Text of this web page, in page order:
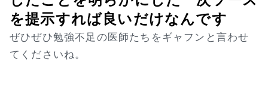
を提示すれば良いだけなんです
ぜひぜひ勉強不足の医師たちをギャフンと言わせ
てくださいね。